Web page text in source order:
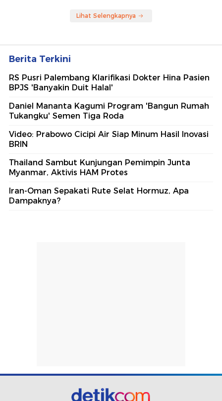
Lihat Selengkapnya
Berita Terkini
RS Pusri Palembang Klarifikasi Dokter Hina Pasien
BPJS 'Banyakin Duit Halal'
Daniel Mananta Kagumi Program 'Bangun Rumah
Tukangku' Semen Tiga Roda
Video: Prabowo Cicipi Air Siap Minum Hasil Inovasi
BRIN
Thailand Sambut Kunjungan Pemimpin Junta
Myanmar, Aktivis HAM Protes
Iran-Oman Sepakati Rute Selat Hormuz, Apa
Dampaknya?